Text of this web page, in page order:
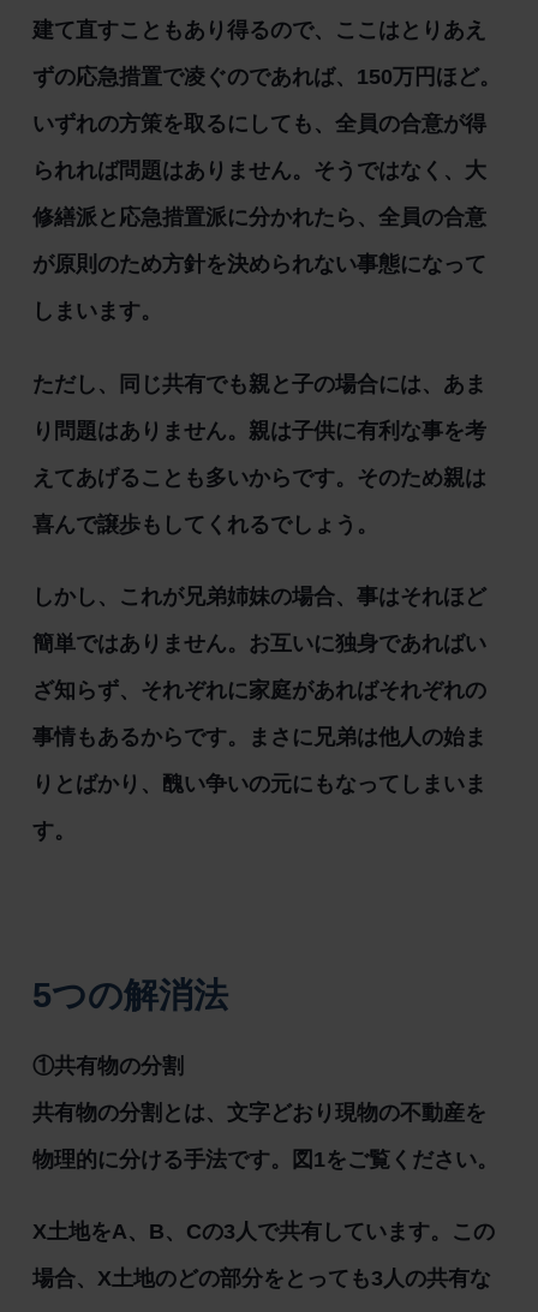
建て直すこともあり得るので、ここはとりあえ
ずの応急措置で凌ぐのであれば、150万円ほど。
いずれの方策を取るにしても、全員の合意が得
られれば問題はありません。そうではなく、大
修繕派と応急措置派に分かれたら、全員の合意
が原則のため方針を決められない事態になって
しまいます。
ただし、同じ共有でも親と子の場合には、あま
り問題はありません。親は子供に有利な事を考
えてあげることも多いからです。そのため親は
喜んで譲歩もしてくれるでしょう。
しかし、これが兄弟姉妹の場合、事はそれほど
簡単ではありません。お互いに独身であればい
ざ知らず、それぞれに家庭があればそれぞれの
事情もあるからです。まさに兄弟は他人の始ま
りとばかり、醜い争いの元にもなってしまいま
す。
5つの解消法
①共有物の分割
共有物の分割とは、文字どおり現物の不動産を
物理的に分ける手法です。図1をご覧ください。
X土地をA、B、Cの3人で共有しています。この
場合、X土地のどの部分をとっても3人の共有な